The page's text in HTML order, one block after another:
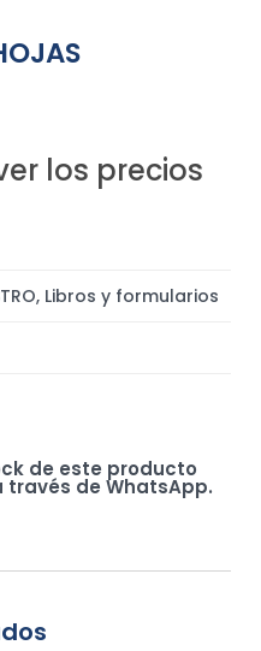
los precios
, Libros y formularios
de este producto
de WhatsApp.